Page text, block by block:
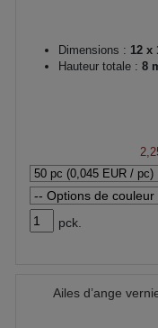
Dimensions : 12 x
Hauteur totale : 8
pck.
Ailes d’ange